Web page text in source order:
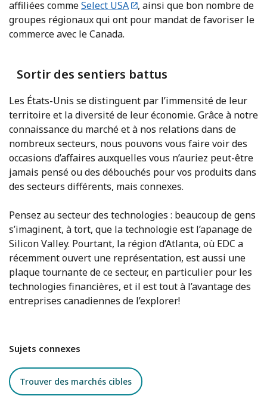
affiliées commeSelect USA
, ainsi que bon nombre de
groupes régionaux qui ont pour mandat de favoriser le
commerce avec le Canada.
Sortir des sentiers battus
Les États-Unis se distinguent par l’immensité de leur
territoire et la diversité de leur économie. Grâce à notre
connaissance du marché et à nos relations dans de
nombreux secteurs, nous pouvons vous faire voir des
occasions d’affaires auxquelles vous n’auriez peut-être
jamais pensé ou des débouchés pour vos produits dans
des secteurs différents, mais connexes.
Pensez au secteur des technologies : beaucoup de gens
s’imaginent, à tort, que la technologie est l’apanage de
Silicon Valley. Pourtant, la région d’Atlanta, où EDC a
récemment ouvert une représentation, est aussi une
plaque tournante de ce secteur, en particulier pour les
technologies financières, et il est tout à l’avantage des
entreprises canadiennes de l’explorer!
Sujets connexes
Trouver des marchés cibles